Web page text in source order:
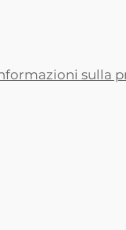
sulla